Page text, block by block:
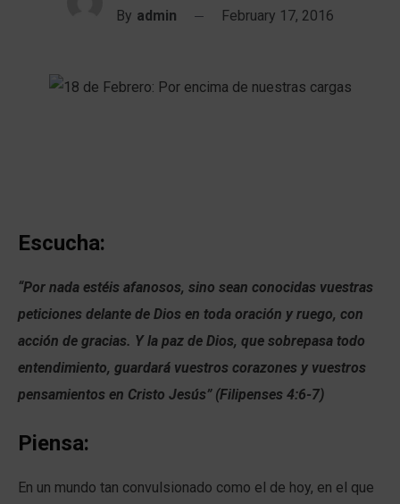
By admin February 17, 2016
Escucha:
“Por nada estéis afanosos, sino sean conocidas vuestras
peticiones delante de Dios en toda oración y ruego, con
acción de gracias. Y la paz de Dios, que sobrepasa todo
entendimiento, guardará vuestros corazones y vuestros
pensamientos en Cristo Jesús” (Filipenses 4:6-7)
Piensa:
En un mundo tan convulsionado como el de hoy, en el que